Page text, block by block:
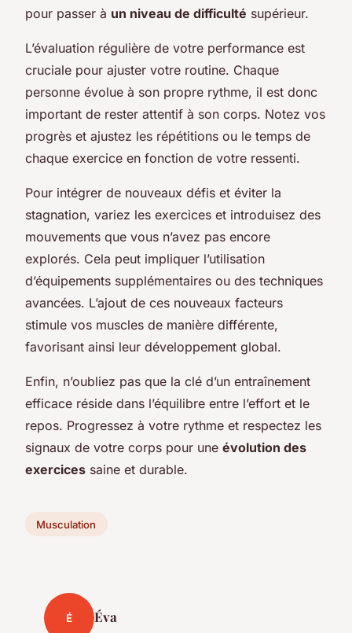
pour passer à un niveau de difficulté supérieur.
L’évaluation régulière de votre performance est
cruciale pour ajuster votre routine. Chaque
personne évolue à son propre rythme, il est donc
important de rester attentif à son corps. Notez vos
progrès et ajustez les répétitions ou le temps de
chaque exercice en fonction de votre ressenti.
Pour intégrer de nouveaux défis et éviter la
stagnation, variez les exercices et introduisez des
mouvements que vous n’avez pas encore
explorés. Cela peut impliquer l’utilisation
d’équipements supplémentaires ou des techniques
avancées. L’ajout de ces nouveaux facteurs
stimule vos muscles de manière différente,
favorisant ainsi leur développement global.
Enfin, n’oubliez pas que la clé d’un entraînement
efficace réside dans l’équilibre entre l’effort et le
repos. Progressez à votre rythme et respectez les
signaux de votre corps pour une évolution des
exercices saine et durable.
Musculation
É Éva